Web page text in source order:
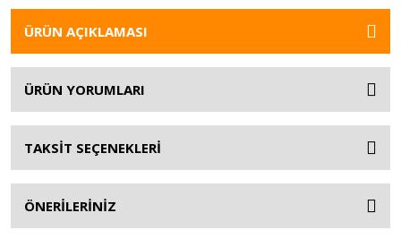
ÜRÜN AÇIKLAMASI
ÜRÜN YORUMLARI
TAKSİT SEÇENEKLERİ
ÖNERİLERİNİZ